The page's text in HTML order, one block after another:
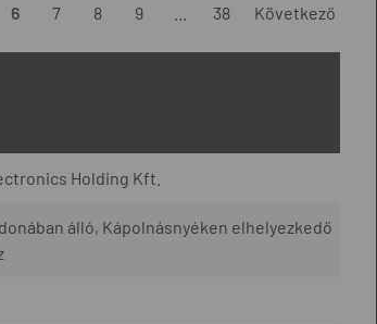
6 7 8 9 38 Következő
Holding Kft.
álló, Kápolnásnyéken elhelyezkedő